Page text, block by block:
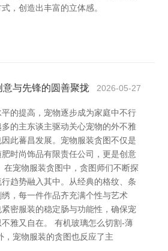
，创造出丰富的立体感。
与先锋的圆善聚拢 2026-05-27
的提高，宠物逐步成为家庭中不行
的主东谈主驱动关心宠物的外不雅
此蕃昌发展。宠物服装贪图不仅是
时尚饰品有限责任公司，更是创意
在宠物服装贪图中，贪图师们不断探
趋势融入其中。从经典的格纹、条
，每一件作品齐充满个性与艺术
密服装的稳定肠与功能性，确保宠
雅又自在。 有机玻璃怎么切割-薄
，宠物服装的贪图也反应了主